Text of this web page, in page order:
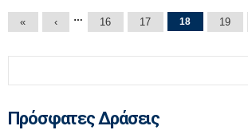
Σελίδες
« ‹ … 16 17 18 19
Πρόσφατες Δράσεις